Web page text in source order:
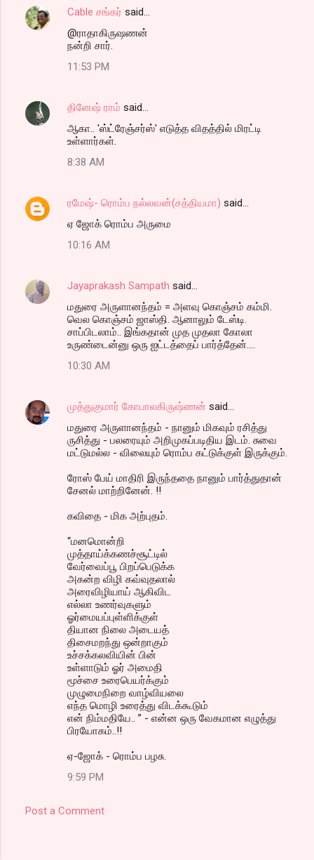
Cable சங்கர் said…
@ராதாகிருஷணன்
நன்றி சார்.
11:53 PM
தினேஷ் ராம் said…
ஆகா.. 'ஸ்ட்ரேஞ்சர்ஸ்' எடுத்த விதத்தில் மிரட்டி
உள்ளார்கள்.
8:38 AM
ரமேஷ்- ரொம்ப நல்லவன்(சத்தியமா) said…
ஏ ஜோக் ரொம்ப அருமை
10:16 AM
Jayaprakash Sampath said…
மதுரை அருளானந்தம் = அளவு கொஞ்சம் கம்மி.
வெல கொஞ்சம் ஜாஸ்தி. ஆனாலும் டேஸ்டி.
சாப்பிடலாம்.. இங்கதான் முத முதலா கோலா
உருண்டைன்னு ஒரு ஐட்டத்தைப் பார்த்தேன்....
10:30 AM
முத்துகுமார் கோபாலகிருஷ்ணன் said…
மதுரை அருளானந்தம் - நானும் மிகவும் ரசித்து
ருசித்து - பலரையும் அறிமுகப்படிதிய இடம். சுவை
மட்டுமல்ல - விலையும் ரொம்ப கட்டுக்குள் இருக்கும்.
ரோஸ் பேய் மாதிரி இருந்ததை நானும் பார்த்துதான்
சேனல் மாற்றினேன். !!
கவிதை - மிக அற்புதம்.
“மனமொன்றி
முத்தாய்க்கணச்சூட்டில்
வேர்வைப்பூ பிறப்பெடுக்க
அகன்ற விழி கவ்வுதலால்
அரைவிழியாய் ஆகிவிட
எல்லா உணர்வுகளும்
ஓர்மையப்புள்ளிக்குள்
தியான நிலை அடையத்
திசைமறந்து ஒன்றாகும்
உச்சக்கலவியின் பின்
உள்ளாடும் ஓர் அமைதி
மூச்சை உரைபெயர்க்கும்
முழுமைநிறை வாழ்வியலை
எந்த மொழி உரைத்து விடக்கூடும்
என் நிம்மதியே.. ” - என்ன ஒரு வேகமான எழுத்து
பிரயோகம்..!!
ஏ-ஜோக் - ரொம்ப பழசு.
9:59 PM
Post a Comment